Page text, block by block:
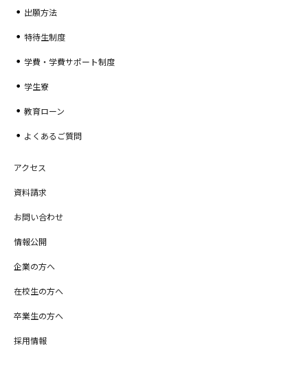
出願方法
特待生制度
学費・学費サポート制度
学生寮
教育ローン
よくあるご質問
アクセス
資料請求
お問い合わせ
情報公開
企業の方へ
在校生の方へ
卒業生の方へ
採用情報